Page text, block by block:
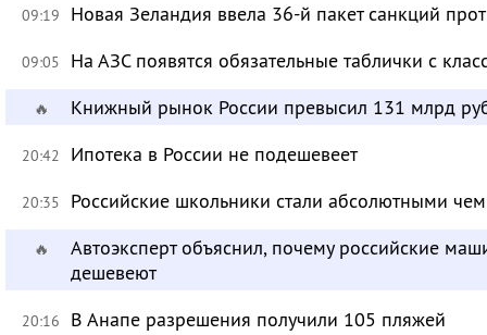
09:19 Новая Зеландия ввела 36-й пакет санкций
09:05 На АЗС появятся обязательные таблички с
🔥 Книжный рынок России превысил 131 млрд
20:42 Ипотека в России не подешевеет
20:35 Российские школьники стали абсолютными
🔥
Автоэксперт объяснил, почему российские
дешевеют
20:16 В Анапе разрешения получили 105 пляжей